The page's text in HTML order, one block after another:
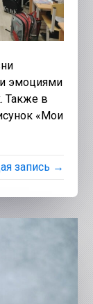
эмоциями
Также в
«Мои
запись →